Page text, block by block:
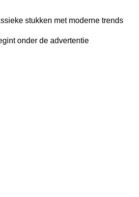
onder de advertentie